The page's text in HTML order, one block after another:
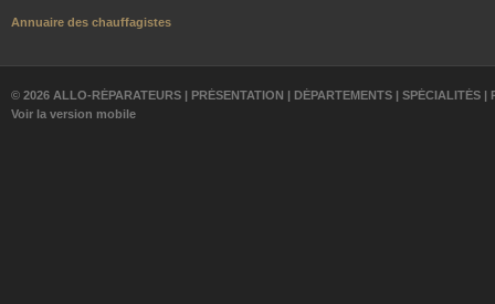
Annuaire des chauffagistes
© 2026 ALLO-RÉPARATEURS | PRÉSENTATION | DÉPARTEMENTS | SPÉCIALITÉS |
Voir la version mobile